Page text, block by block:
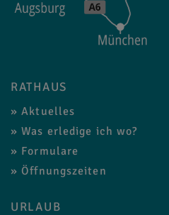
RATHAUS
Aktuelles
Was erledige ich wo?
Formulare
Öffnungszeiten
URLAUB